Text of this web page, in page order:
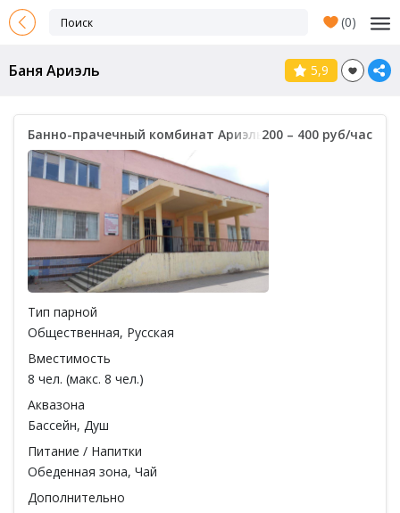
(0)
Баня Ариэль 5,9
Банно-прачечный комбинат Ариэль200 – 400 руб/час
Тип парной
Общественная, Русская
Вместимость
8 чел. (макс. 8 чел.)
Аквазона
Бассейн, Душ
Питание / Напитки
Обеденная зона, Чай
Дополнительно